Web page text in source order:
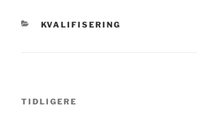
KATEGORIER
KVALIFISERING
Forrige
TIDLIGERE